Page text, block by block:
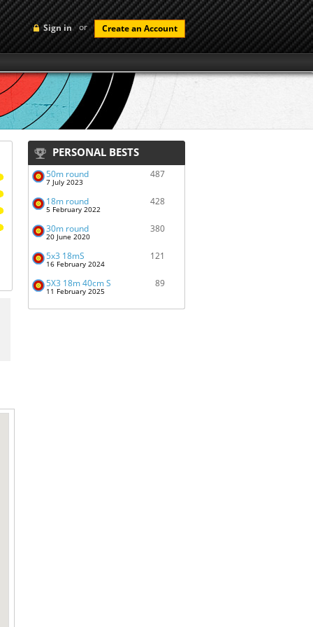
Sign in or Create an Account
PERSONAL BESTS
50m round
7 July 2023
487
18m round
5 February 2022
428
30m round
20 June 2020
380
5x3 18mS
16 February 2024
121
5X3 18m 40cm S
11 February 2025
89